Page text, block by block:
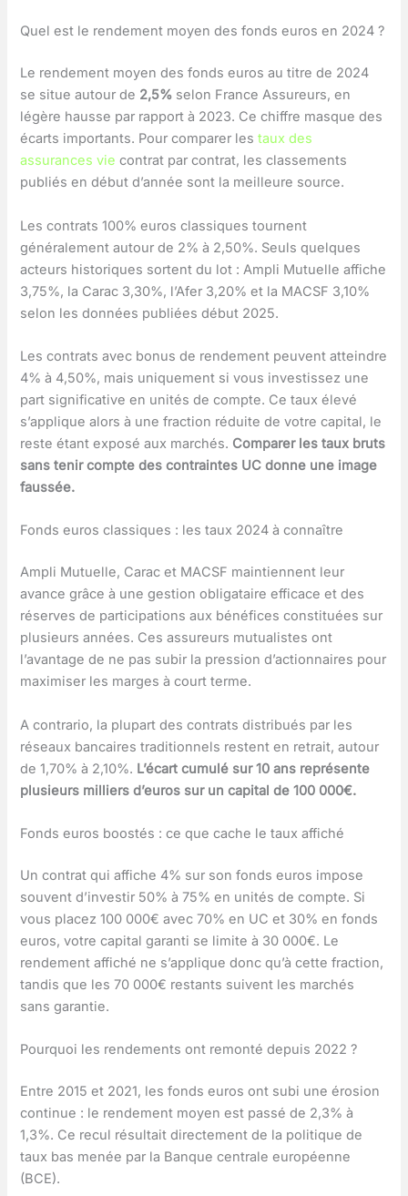
Quel est le rendement moyen des fonds euros en 2024 ?
Le rendement moyen des fonds euros au titre de 2024
se situe autour de 2,5% selon France Assureurs, en
légère hausse par rapport à 2023. Ce chiffre masque des
écarts importants. Pour comparer lestaux des
assurances vie contrat par contrat, les classements
publiés en début d’année sont la meilleure source.
Les contrats 100% euros classiques tournent
généralement autour de 2% à 2,50%. Seuls quelques
acteurs historiques sortent du lot : Ampli Mutuelle affiche
3,75%, la Carac 3,30%, l’Afer 3,20% et la MACSF 3,10%
selon les données publiées début 2025.
Les contrats avec bonus de rendement peuvent atteindre
4% à 4,50%, mais uniquement si vous investissez une
part significative en unités de compte. Ce taux élevé
s’applique alors à une fraction réduite de votre capital, le
reste étant exposé aux marchés. Comparer les taux bruts
sans tenir compte des contraintes UC donne une image
faussée.
Fonds euros classiques : les taux 2024 à connaître
Ampli Mutuelle, Carac et MACSF maintiennent leur
avance grâce à une gestion obligataire efficace et des
réserves de participations aux bénéfices constituées sur
plusieurs années. Ces assureurs mutualistes ont
l’avantage de ne pas subir la pression d’actionnaires pour
maximiser les marges à court terme.
A contrario, la plupart des contrats distribués par les
réseaux bancaires traditionnels restent en retrait, autour
de 1,70% à 2,10%. L’écart cumulé sur 10 ans représente
plusieurs milliers d’euros sur un capital de 100 000€.
Fonds euros boostés : ce que cache le taux affiché
Un contrat qui affiche 4% sur son fonds euros impose
souvent d’investir 50% à 75% en unités de compte. Si
vous placez 100 000€ avec 70% en UC et 30% en fonds
euros, votre capital garanti se limite à 30 000€. Le
rendement affiché ne s’applique donc qu’à cette fraction,
tandis que les 70 000€ restants suivent les marchés
sans garantie.
Pourquoi les rendements ont remonté depuis 2022 ?
Entre 2015 et 2021, les fonds euros ont subi une érosion
continue : le rendement moyen est passé de 2,3% à
1,3%. Ce recul résultait directement de la politique de
taux bas menée par la Banque centrale européenne
(BCE).